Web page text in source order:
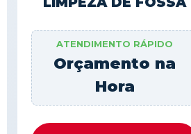
ATENDIMENTO RÁPIDO
Orçamento na
Hora